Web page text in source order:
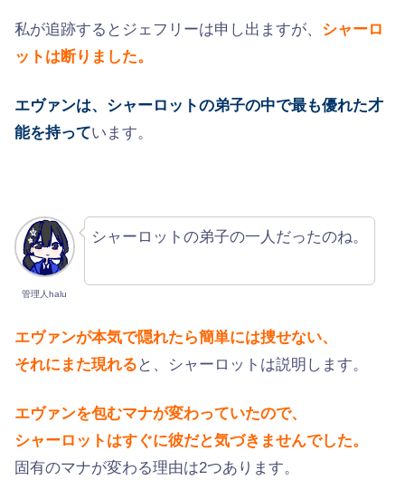
私が追跡するとジェフリーは申し出ますが、 シャーロ
ットは断りました。
エヴァンは、シャーロットの弟子の中で最も優れた才
能を持っています。
管理人halu
シャーロットの弟子の一人だったのね。
エヴァンが本気で隠れたら簡単には捜せない、
それにまた現れる と、シャーロットは説明します。
エヴァンを包むマナが変わっていたので、
シャーロットはすぐに彼だと気づきませんでした。
固有のマナが変わる理由は2つあります。